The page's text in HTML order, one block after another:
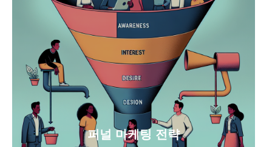
퍼널 마케팅 전략